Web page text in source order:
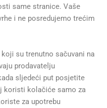
same stranice. Vaše
i ne posredujemo trećim
su trenutno sačuvani na
prodavatelju
sljedeći put posjetite
koristi kolačiće samo za
za upotrebu